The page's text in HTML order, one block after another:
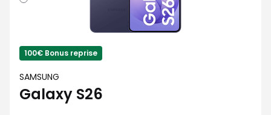
100€ Bonus reprise
SAMSUNG
Galaxy S26